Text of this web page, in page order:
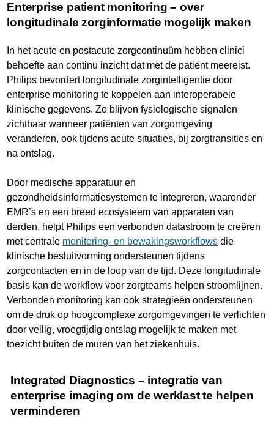
Enterprise patient monitoring – over
longitudinale zorginformatie mogelijk maken
In het acute en postacute zorgcontinuüm hebben clinici
behoefte aan continu inzicht dat met de patiënt meereist.
Philips bevordert longitudinale zorgintelligentie door
enterprise monitoring te koppelen aan interoperabele
klinische gegevens. Zo blijven fysiologische signalen
zichtbaar wanneer patiënten van zorgomgeving
veranderen, ook tijdens acute situaties, bij zorgtransities en
na ontslag.
Door medische apparatuur en
gezondheidsinformatiesystemen te integreren, waaronder
EMR’s en een breed ecosysteem van apparaten van
derden, helpt Philips een verbonden datastroom te creëren
met centrale monitoring- en bewakingsworkflows die
klinische besluitvorming ondersteunen tijdens
zorgcontacten en in de loop van de tijd. Deze longitudinale
basis kan de workflow voor zorgteams helpen stroomlijnen.
Verbonden monitoring kan ook strategieën ondersteunen
om de druk op hoogcomplexe zorgomgevingen te verlichten
door veilig, vroegtijdig ontslag mogelijk te maken met
toezicht buiten de muren van het ziekenhuis.
Integrated Diagnostics – integratie van
enterprise imaging om de werklast te helpen
verminderen